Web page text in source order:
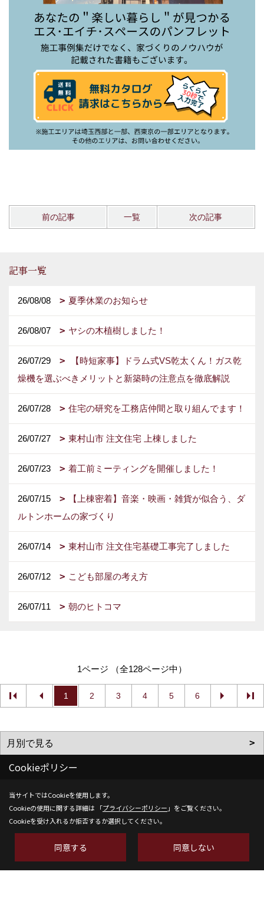
前の記事 一覧 次の記事
記事一覧
26/08/08 夏季休業のお知らせ
26/08/07 ヤシの木植樹しました！
26/07/29
【時短家事】ドラム式VS乾太くん！ガス乾
燥機を選ぶべきメリットと新築時の注意点を徹底解説
26/07/28 住宅の研究を工務店仲間と取り組んでます！
26/07/27 東村山市 注文住宅 上棟しました
26/07/23 着工前ミーティングを開催しました！
26/07/15
【上棟密着】音楽・映画・雑貨が似合う、ダ
ルトンホームの家づくり
26/07/14 東村山市 注文住宅基礎工事完了しました
26/07/12 こども部屋の考え方
26/07/11 朝のヒトコマ
1ページ （全128ページ中）
1 2 3 4 5 6
株式会社SH-Space
〒350-1316
埼玉県狭山市南入曽558-9
Cookieポリシー
当サイトではCookieを使用します。
Cookieの使用に関する詳細は 「プライバシーポリシー 」をご覧ください。
Cookieを受け入れるか拒否するか選択してください。
同意する 同意しない